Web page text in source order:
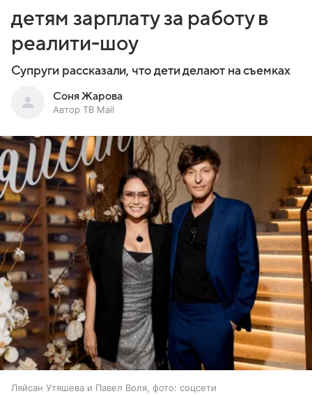
детям зарплату за работу в
реалити-шоу
Супруги рассказали, что дети делают на съемках
Соня Жарова
Автор ТВ Mail
Ляйсан Утяшева и Павел Воля, фото: соцсети